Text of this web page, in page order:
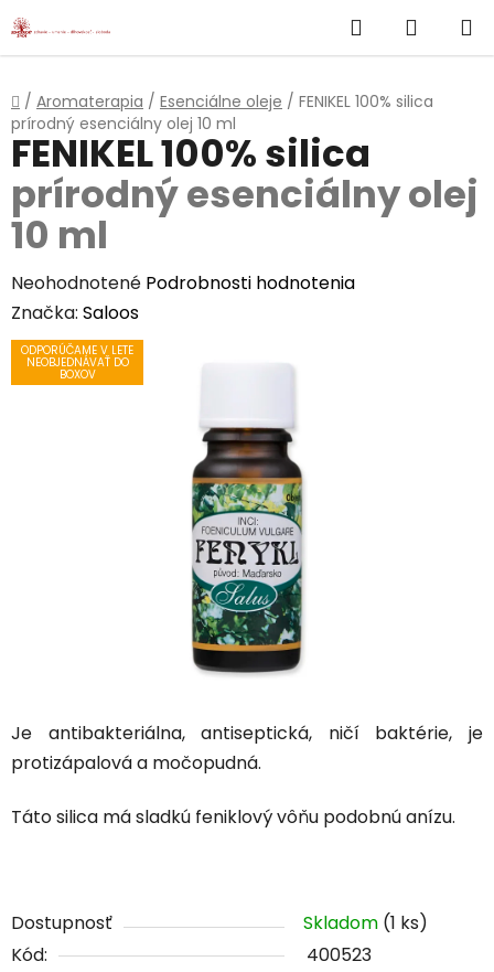
Prejsť
na
Hľadať
KOŠÍK
Domov
/ Aromaterapia / Esenciálne oleje / FENIKEL 100% silica
prírodný esenciálny olej 10 ml
Je antibakteriálna, antiseptická, ničí baktérie, je
protizápalová a močopudná.
Táto silica má sladkú feniklový vôňu podobnú anízu.
Dostupnosť Skladom (1 ks)
Kód:
400523
FENIKEL 100% silica
prírodný esenciálny olej
10 ml
Priemerné
hodnotenie
produktu
Neohodnotené Podrobnosti hodnotenia
Značka: Saloos
ODPORÚČAME V LETE
NEOBJEDNÁVAŤ DO
BOXOV